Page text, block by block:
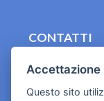
CONTATTI
Cookies e
Accettazione
Questo sito